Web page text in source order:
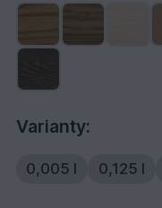
Varianty:
0,005 l 0,125 l